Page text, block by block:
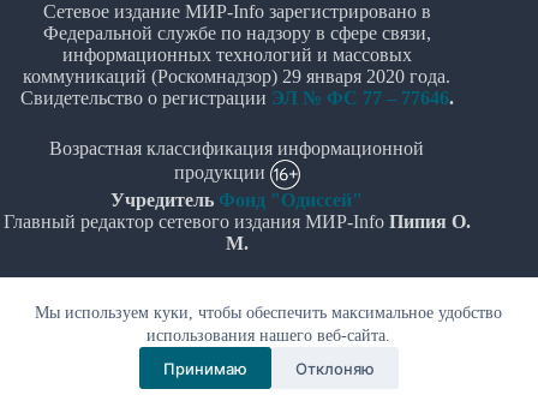
Мы используем куки, чтобы обеспечить максимальное удобство
использования нашего веб-сайта.
Принимаю Отклоняю
Сетевое издание МИР-Info зарегистрировано в
Федеральной службе по надзору в сфере связи,
информационных технологий и массовых
коммуникаций (Роскомнадзор) 29 января 2020 года.
Свидетельство о регистрации ЭЛ № ФС 77 – 77646.
Возрастная классификация информационной
продукции
Учредитель Фонд "Одиссей"
Главный редактор сетевого издания МИР-Info Пипия О.
М.
данных
© Все права защищены 2020-2026г. - "МИР-Info"